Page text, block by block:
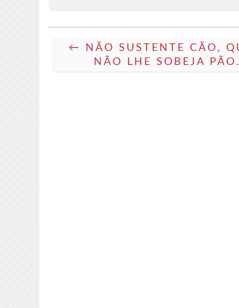
← NÃO SUSTENTE CÃO,
NÃO LHE SOBEJA PÃO.